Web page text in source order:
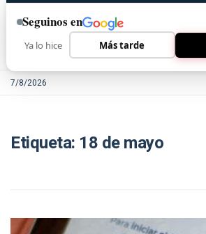
7/8/2026
Etiqueta: 18 de mayo
Seguinos en
Ya lo hice Más tarde